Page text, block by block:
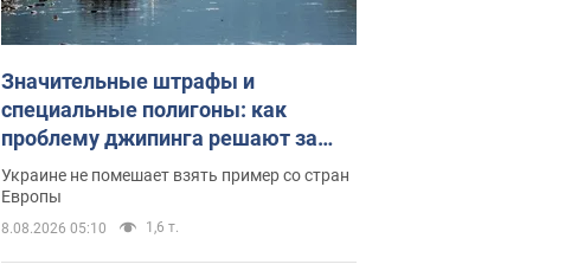
Значительные штрафы и
специальные полигоны: как
проблему джипинга решают за
границей
Украине не помешает взять пример со стран
Европы
8.08.2026 05:10 1,6 т.